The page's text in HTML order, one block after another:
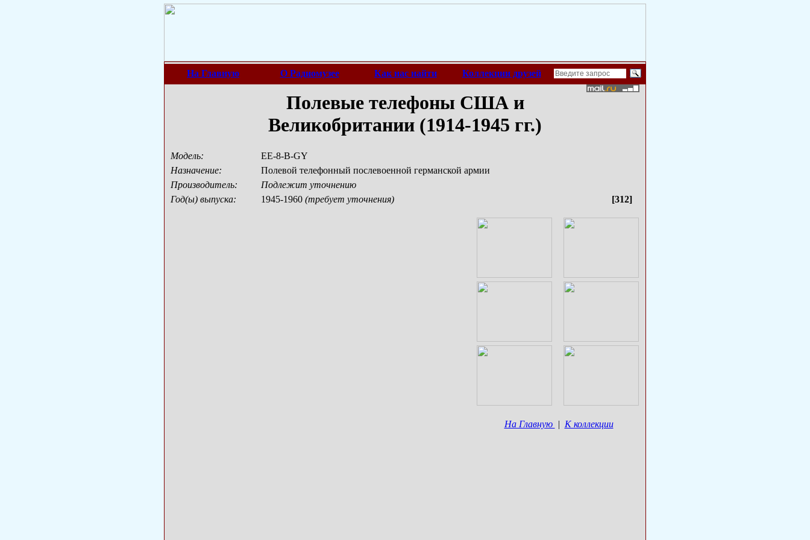
На Главную О Радиомузее Как нас найти Коллекции друзей
Полевые телефоны США и
Великобритании (1914-1945 гг.)
Модель:
EE-8-B-GY
Назначение:
Полевой телефонный послевоенной германской армии
Производитель:
Подлежит уточнению
Год(ы) выпуска:
1945-1960 (требует уточнения) [312]
На Главную | К коллекции